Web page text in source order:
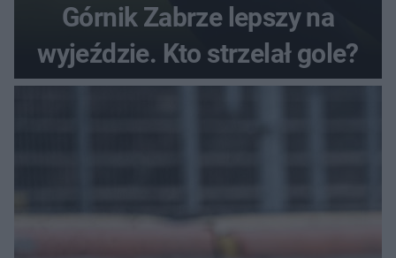
Górnik Zabrze lepszy na
wyjeździe. Kto strzelał gole?